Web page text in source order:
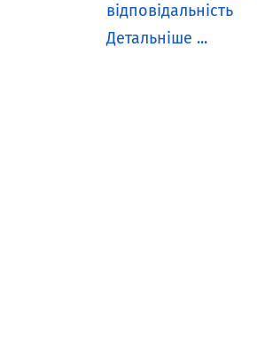
відповідальність
Детальніше ...